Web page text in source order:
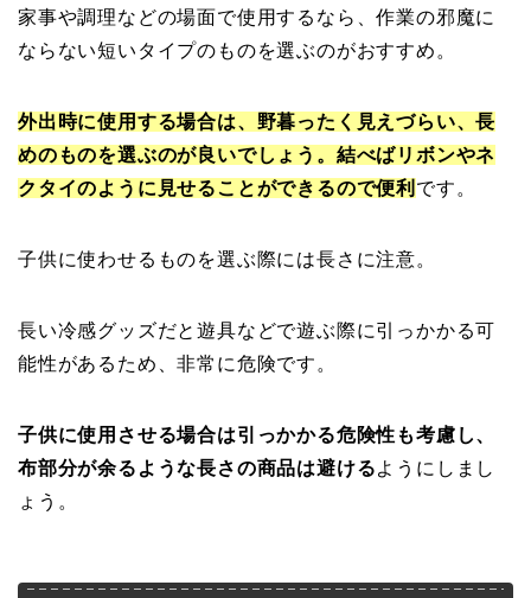
家事や調理などの場面で使用するなら、作業の邪魔に
ならない短いタイプのものを選ぶのがおすすめ。
外出時に使用する場合は、野暮ったく見えづらい、長
めのものを選ぶのが良いでしょう。結べばリボンやネ
クタイのように見せることができるので便利 です。
子供に使わせるものを選ぶ際には長さに注意。
長い冷感グッズだと遊具などで遊ぶ際に引っかかる可
能性があるため、非常に危険です。
子供に使用させる場合は引っかかる危険性も考慮し、
布部分が余るような長さの商品は避けるようにしまし
ょう。